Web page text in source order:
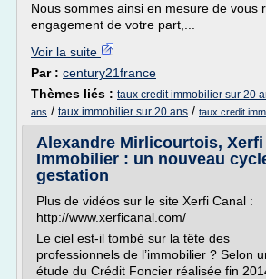
Nous sommes ainsi en mesure de vous
engagement de votre part,...
Voir la suite
Par : century21france
Thèmes liés : taux credit immobilier sur 20
ans / taux immobilier sur 20 ans / taux credit
Alexandre Mirlicourtois, Xerfi
Immobilier : un nouveau
gestation
Plus de vidéos sur le site Xerfi Canal :
http://www.xerficanal.com/
Le ciel est-il tombé sur la tête des
professionnels de l’immobilier ? Selon
étude du Crédit Foncier réalisée fin